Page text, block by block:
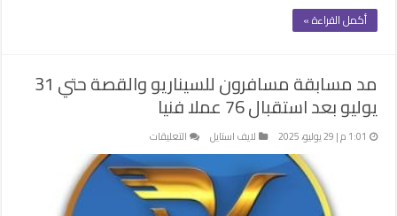
أكمل القراءة »
مد مسابقة مسافرون للسيناريو والقصة حتي 31
يوليو بعد استقبال 76 عملا فنيا
1:01 م | 29 يوليو، 2025 لايف استايل التعليقات
مد
مسابقة
مسافرون
للسيناريو